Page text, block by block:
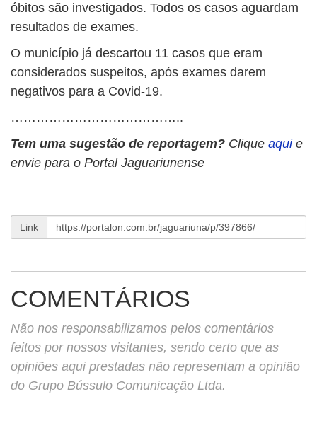
óbitos são investigados. Todos os casos aguardam
resultados de exames.
O município já descartou 11 casos que eram
considerados suspeitos, após exames darem
negativos para a Covid-19.
…………………………………..
Tem uma sugestão de reportagem? Clique aqui e
envie para o Portal Jaguariunense
Link
COMENTÁRIOS
Não nos responsabilizamos pelos comentários
feitos por nossos visitantes, sendo certo que as
opiniões aqui prestadas não representam a opinião
do Grupo Bússulo Comunicação Ltda.